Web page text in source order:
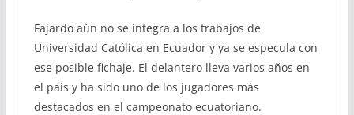
Fajardo aún no se integra a los trabajos de
Universidad Católica en Ecuador y ya se especula con
ese posible fichaje. El delantero lleva varios años en
el país y ha sido uno de los jugadores más
destacados en el campeonato ecuatoriano.